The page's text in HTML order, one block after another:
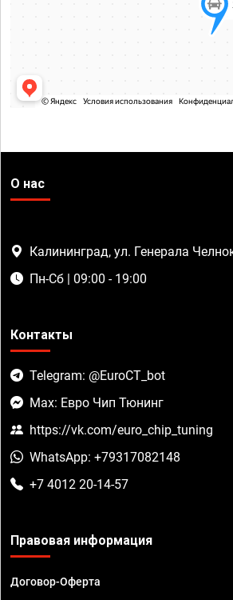
О нас
Калининград, ул. Генерала
Пн-Сб | 09:00 - 19:00
Контакты
Telegram: @EuroCT_bot
Max: Евро Чип Тюнинг
https://vk.com/euro_chip_tuning
WhatsApp: +79317082148
+7 4012 20-14-57
Правовая информация
Договор-Оферта